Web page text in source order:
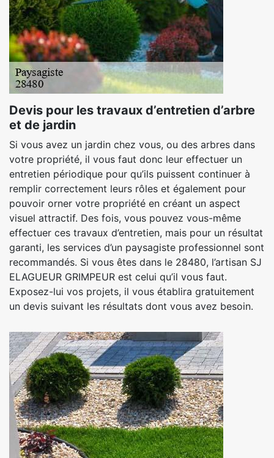
Devis pour les travaux d’entretien d’arbre
et de jardin
Si vous avez un jardin chez vous, ou des arbres dans
votre propriété, il vous faut donc leur effectuer un
entretien périodique pour qu’ils puissent continuer à
remplir correctement leurs rôles et également pour
pouvoir orner votre propriété en créant un aspect
visuel attractif. Des fois, vous pouvez vous-même
effectuer ces travaux d’entretien, mais pour un résultat
garanti, les services d’un paysagiste professionnel sont
recommandés. Si vous êtes dans le 28480, l’artisan SJ
ELAGUEUR GRIMPEUR est celui qu’il vous faut.
Exposez-lui vos projets, il vous établira gratuitement
un devis suivant les résultats dont vous avez besoin.